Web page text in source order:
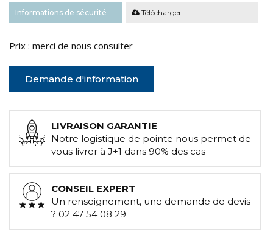
Informations de sécurité Télécharger
Prix : merci de nous consulter
Demande d'information
LIVRAISON GARANTIE
Notre logistique de pointe nous permet de
vous livrer à J+1 dans 90% des cas
CONSEIL EXPERT
Un renseignement, une demande de devis
? 02 47 54 08 29